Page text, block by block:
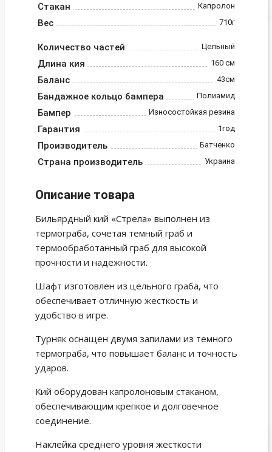
Стакан Капролон
Вес 710г
Количество частей Цельный
Длина кия 160 см
Баланс 43см
Бандажное кольцо бампера Полиамид
Бампер Износостойкая резина
Гарантия 1год
Производитель Батченко
Страна производитель Украина
Описание товара
Бильярдный кий «Стрела» выполнен из
термограба, сочетая темный граб и
термообработанный граб для высокой
прочности и надежности.
Шафт изготовлен из цельного граба, что
обеспечивает отличную жесткость и
удобство в игре.
Турняк оснащен двумя запилами из темного
термограба, что повышает баланс и точность
ударов.
Кий оборудован капролоновым стаканом,
обеспечивающим крепкое и долговечное
соединение.
Наклейка среднего уровня жесткости